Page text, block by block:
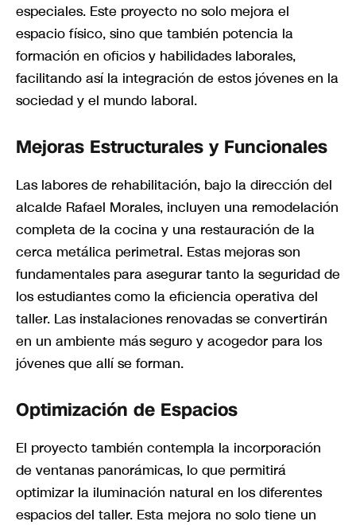
especiales. Este proyecto no solo mejora el
espacio físico, sino que también potencia la
formación en oficios y habilidades laborales,
facilitando así la integración de estos jóvenes en la
sociedad y el mundo laboral.
Mejoras Estructurales y Funcionales
Las labores de rehabilitación, bajo la dirección del
alcalde Rafael Morales, incluyen una remodelación
completa de la cocina y una restauración de la
cerca metálica perimetral. Estas mejoras son
fundamentales para asegurar tanto la seguridad de
los estudiantes como la eficiencia operativa del
taller. Las instalaciones renovadas se convertirán
en un ambiente más seguro y acogedor para los
jóvenes que allí se forman.
Optimización de Espacios
El proyecto también contempla la incorporación
de ventanas panorámicas, lo que permitirá
optimizar la iluminación natural en los diferentes
espacios del taller. Esta mejora no solo tiene un